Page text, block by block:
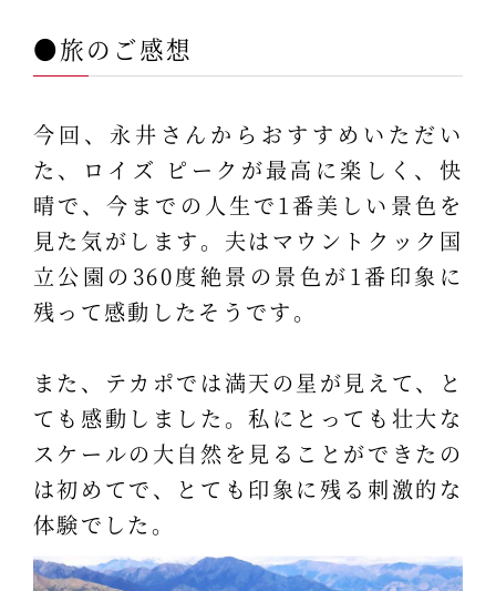
●旅のご感想
今回、永井さんからおすすめいただい
た、ロイズ ピークが最高に楽しく、快
晴で、今までの人生で1番美しい景色を
見た気がします。夫はマウントクック国
立公園の360度絶景の景色が1番印象に
残って感動したそうです。
また、テカポでは満天の星が見えて、と
ても感動しました。私にとっても壮大な
スケールの大自然を見ることができたの
は初めてで、とても印象に残る刺激的な
体験でした。